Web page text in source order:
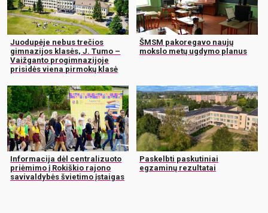
Juodupėje nebus trečios
gimnazijos klasės, J. Tumo –
Vaižganto progimnazijoje
prisidės viena pirmokų klasė
ŠMSM pakoregavo naujų
mokslo metų ugdymo planus
Informacija dėl centralizuoto
priėmimo į Rokiškio rajono
savivaldybės švietimo įstaigas
Paskelbti paskutiniai
egzaminų rezultatai